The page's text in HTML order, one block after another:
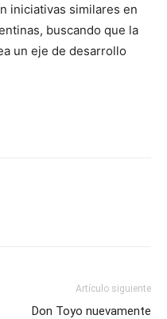
iniciativas similares en
buscando que la
un eje de desarrollo
Artículo siguiente
Don Toyo nuevamente